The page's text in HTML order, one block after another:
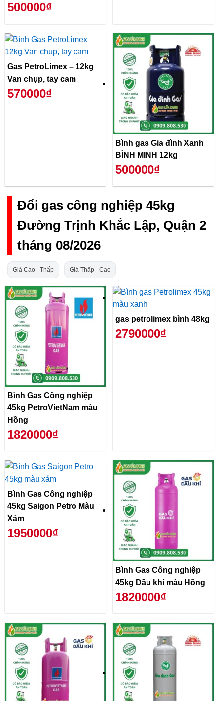
500000₫
Gas PetroLimex – 12kg
Van chụp, tay cam
570000₫
Bình gas Gia đình Xanh
BÌNH MINH 12kg
500000₫
Đổi gas công nghiệp 45kg
Đường Trịnh Khắc Lập, Quận 2
tháng 08/2026
Giá Cao - Thấp Giá Thấp - Cao
Bình Gas Công nghiệp
45kg PetroVietNam màu
Hồng
1820000₫
gas petrolimex bình 48kg
2790000₫
Bình Gas Công nghiệp
45kg Saigon Petro Màu
Xám
1950000₫
Bình Gas Công nghiệp
45kg Dầu khí màu Hồng
1820000₫